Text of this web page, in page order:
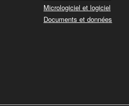
Micrologiciel et logiciel
Documents et données